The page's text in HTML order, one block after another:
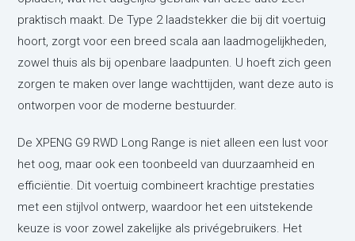
praktisch maakt. De Type 2 laadstekker die bij dit voertuig
hoort, zorgt voor een breed scala aan laadmogelijkheden,
zowel thuis als bij openbare laadpunten. U hoeft zich geen
zorgen te maken over lange wachttijden, want deze auto is
ontworpen voor de moderne bestuurder.
De XPENG G9 RWD Long Range is niet alleen een lust voor
het oog, maar ook een toonbeeld van duurzaamheid en
efficiëntie. Dit voertuig combineert krachtige prestaties
met een stijlvol ontwerp, waardoor het een uitstekende
keuze is voor zowel zakelijke als privégebruikers. Het